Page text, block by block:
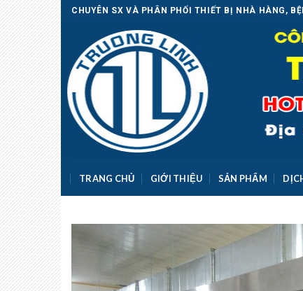
Skip
to
content
CHUYÊN SX VÀ PHÂN PHỐI THIẾT BỊ NHÀ HÀNG,
TRANG CHỦ GIỚI THIỆU SẢN PHẨM